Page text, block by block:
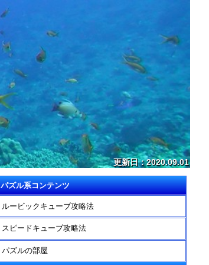
更新日：2020.09.01
パズル系コンテンツ
ルービックキューブ攻略法
スピードキューブ攻略法
パズルの部屋